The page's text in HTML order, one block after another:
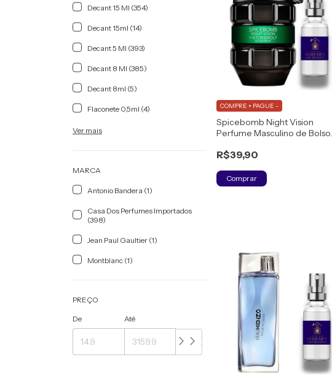
Decant 15 Ml (354)
Decant 15ml (14)
Decant 5 Ml (393)
Decant 8 Ml (385)
Decant 8ml (5)
Flaconete 0,5ml (4)
Ver mais
MARCA
Antonio Bandera (1)
Casa Dos Perfumes Importados
(398)
Jean Paul Gaultier (1)
Montblanc (1)
PREÇO
De Até
Spicebomb Night Vision
Perfume Masculino de Bolso
R$39,90
COMPRE + PAGUE -
Comprar